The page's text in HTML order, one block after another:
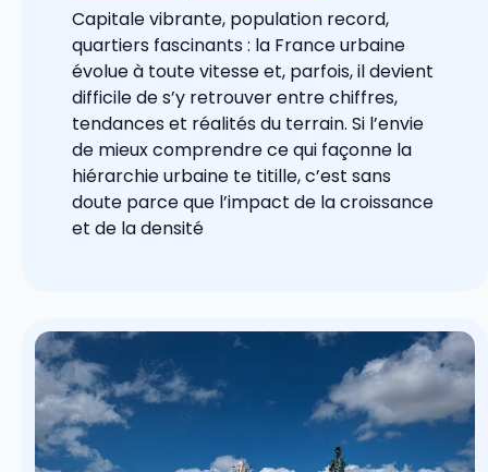
Capitale vibrante, population record,
quartiers fascinants : la France urbaine
évolue à toute vitesse et, parfois, il devient
difficile de s’y retrouver entre chiffres,
tendances et réalités du terrain. Si l’envie
de mieux comprendre ce qui façonne la
hiérarchie urbaine te titille, c’est sans
doute parce que l’impact de la croissance
et de la densité